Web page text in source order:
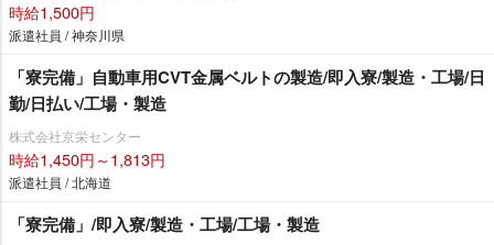
時給1,500円
派遣社員 / 神奈川県
「寮完備」自動車用CVT金属ベルトの製造/即入寮/製造・工場/日
勤/日払い/工場・製造
株式会社京栄センター
時給1,450円～1,813円
派遣社員 / 北海道
「寮完備」/即入寮/製造・工場/工場・製造